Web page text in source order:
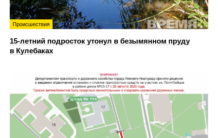
Происшествия
15-летний подросток утонул в безымянном пруду
в Кулебаках